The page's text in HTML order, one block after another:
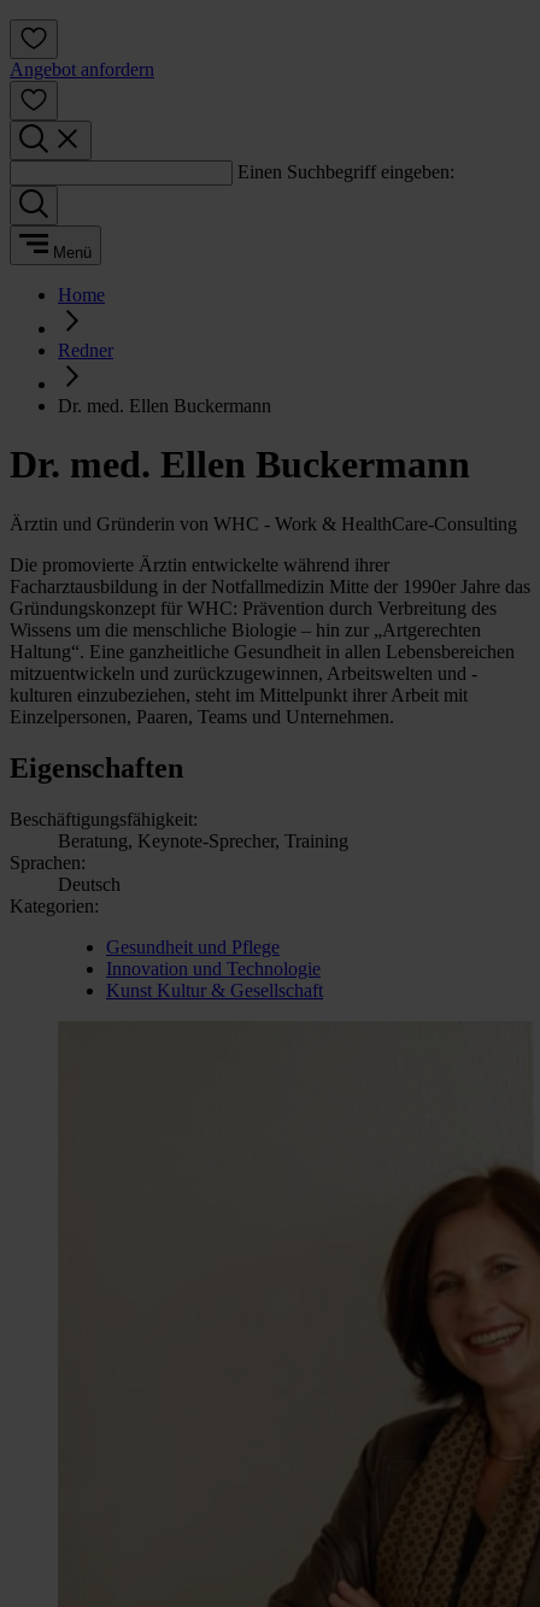
Angebot anfordern
Einen Suchbegriff eingeben:
Menü
Home
Redner
Dr. med. Ellen Buckermann
Dr. med. Ellen Buckermann
Ärztin und Gründerin von WHC - Work & HealthCare-Consulting
Die promovierte Ärztin entwickelte während ihrer
Facharztausbildung in der Notfallmedizin Mitte der 1990er Jahre das
Gründungskonzept für WHC: Prävention durch Verbreitung des
Wissens um die menschliche Biologie – hin zur „Artgerechten
Haltung“. Eine ganzheitliche Gesundheit in allen Lebensbereichen
mitzuentwickeln und zurückzugewinnen, Arbeitswelten und -
kulturen einzubeziehen, steht im Mittelpunkt ihrer Arbeit mit
Einzelpersonen, Paaren, Teams und Unternehmen.
Eigenschaften
Beschäftigungsfähigkeit:
Beratung, Keynote-Sprecher, Training
Sprachen:
Deutsch
Kategorien:
Gesundheit und Pflege
Innovation und Technologie
Kunst Kultur & Gesellschaft